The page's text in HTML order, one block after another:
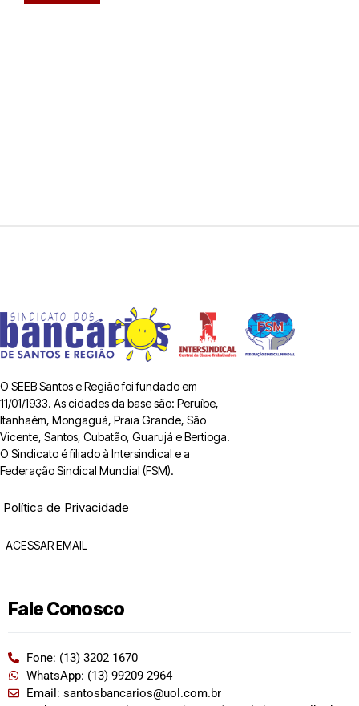
O SEEB Santos e Região foi fundado em
11/01/1933. As cidades da base são: Peruíbe,
Itanhaém, Mongaguá, Praia Grande, São
Vicente, Santos, Cubatão, Guarujá e Bertioga.
O Sindicato é filiado à Intersindical e a
Federação Sindical Mundial (FSM).
Política de Privacidade
ACESSAR EMAIL
Fale Conosco
Fone: (13) 3202 1670
WhatsApp: (13) 99209 2964
Email: santosbancarios@uol.com.br